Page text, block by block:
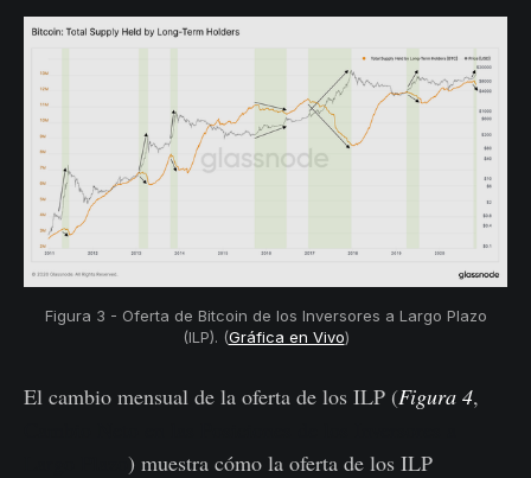
Figura 3 - Oferta de Bitcoin de los Inversores a Largo Plazo
(ILP). (Gráfica en Vivo)
El cambio mensual de la oferta de los ILP (Figura 4,
) muestra cómo la oferta de los ILP